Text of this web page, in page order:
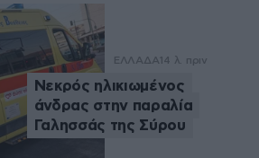
ΕΛΛΑΔΑ 14 λ. πριν
Νεκρός ηλικιωμένος
άνδρας στην παραλία
Γαλησσάς της Σύρου